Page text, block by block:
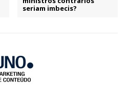
seriam imbecis?